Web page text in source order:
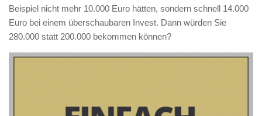
Beispiel nicht mehr 10.000 Euro hätten, sondern schnell 14.000
Euro bei einem überschaubaren Invest. Dann würden Sie
280.000 statt 200.000 bekommen können?